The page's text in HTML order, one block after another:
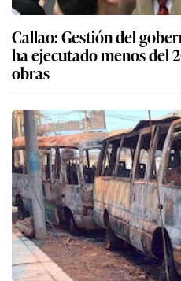
Callao: Gestión del
ha ejecutado menos del
obras